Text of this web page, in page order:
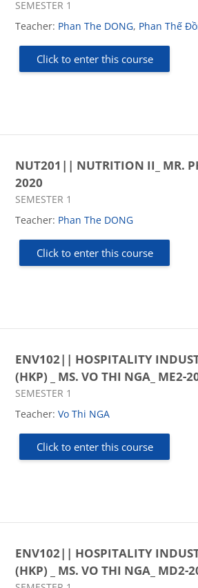
Course category
SEMESTER 1
Teacher: Phan The DONG, Phan Thế
Click to enter this course
NUT201|| NUTRITION II_ MR.
2020
Course category
SEMESTER 1
Teacher: Phan The DONG
Click to enter this course
ENV102|| HOSPITALITY
(HKP) _ MS. VO THI NGA_ ME2-
Course category
SEMESTER 1
Teacher:Vo Thi NGA
Click to enter this course
ENV102|| HOSPITALITY
(HKP) _ MS. VO THI NGA_ MD2-